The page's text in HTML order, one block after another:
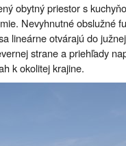
obytný priestor s
Nevyhnutné obslužné
lineárne otvárajú do
strane a priehľady
k okolitej krajine.